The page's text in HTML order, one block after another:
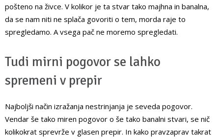
pošteno na živce. V kolikor je ta stvar tako majhna in banalna,
da se nam niti ne splača govoriti o tem, morda raje to
spregledamo. A vsega pač ne moremo spregledati.
Tudi mirni pogovor se lahko
spremeni v prepir
Najboljši način izražanja nestrinjanja je seveda pogovor.
Vendar še tako miren pogovor o še tako banalni stvari, se nič
kolikokrat sprevrže v glasen prepir. In kako pravzaprav takrat